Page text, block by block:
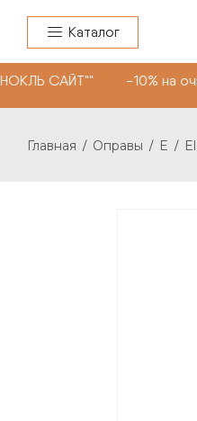
Каталог
САЙТ"" -10% на
Главная / Оправы / E /